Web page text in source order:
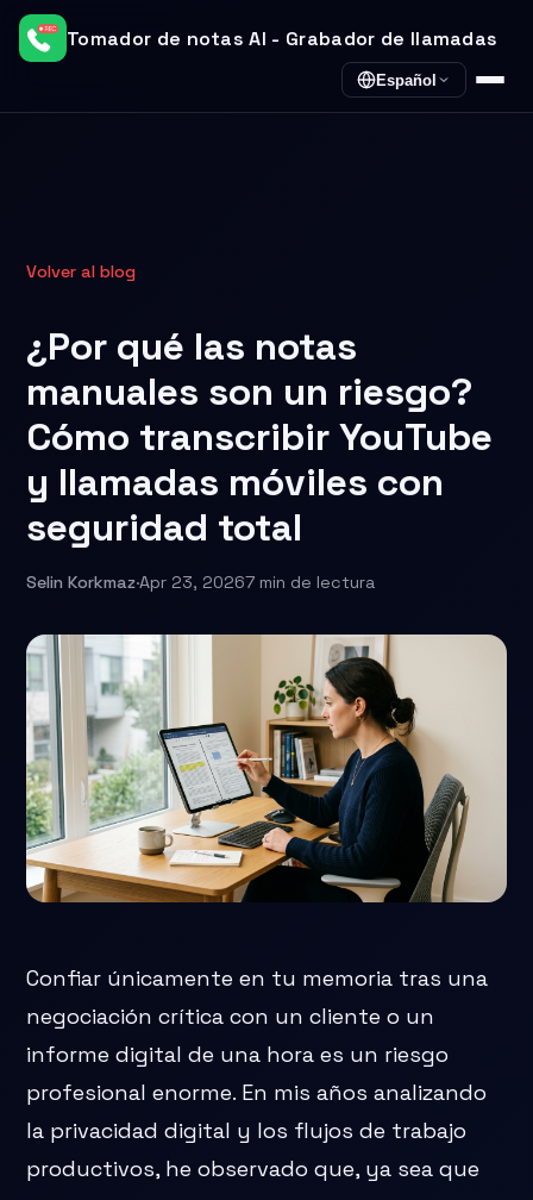
Tomador de notas AI - Grabador de llamadas
Español
Volver al blog
¿Por qué las notas
manuales son un riesgo?
Cómo transcribir YouTube
y llamadas móviles con
seguridad total
Selin Korkmaz·Apr 23, 20267 min de lectura
Confiar únicamente en tu memoria tras una
negociación crítica con un cliente o un
informe digital de una hora es un riesgo
profesional enorme. En mis años analizando
la privacidad digital y los flujos de trabajo
productivos, he observado que, ya sea que